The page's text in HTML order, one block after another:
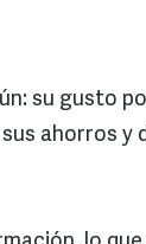
su gusto
ahorros y